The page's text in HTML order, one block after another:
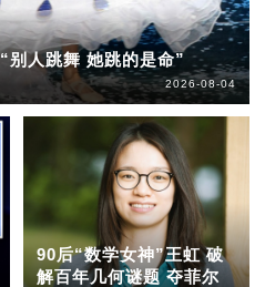
别人跳舞 她跳的是命”
2026-08-04
90后“数学女神”王虹 破
解百年几何谜题 夺菲尔